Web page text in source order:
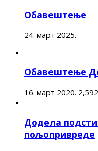
Обавештење
24. март 2025.
Обавештење
16. март 2020. 2,592
Додела
пољопривреде